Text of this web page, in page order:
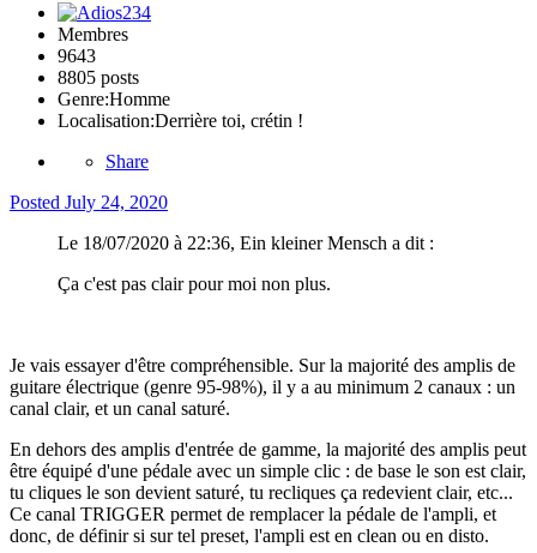
Membres
9643
8805 posts
Genre:Homme
Localisation:Derrière toi, crétin !
Share
Posted July 24, 2020
Le 18/07/2020 à 22:36, Ein kleiner Mensch a dit :
Ça c'est pas clair pour moi non plus.
Je vais essayer d'être compréhensible. Sur la majorité des amplis de
guitare électrique (genre 95-98%), il y a au minimum 2 canaux : un
canal clair, et un canal saturé.
En dehors des amplis d'entrée de gamme, la majorité des amplis peut
être équipé d'une pédale avec un simple clic : de base le son est clair,
tu cliques le son devient saturé, tu recliques ça redevient clair, etc...
Ce canal TRIGGER permet de remplacer la pédale de l'ampli, et
donc, de définir si sur tel preset, l'ampli est en clean ou en disto.